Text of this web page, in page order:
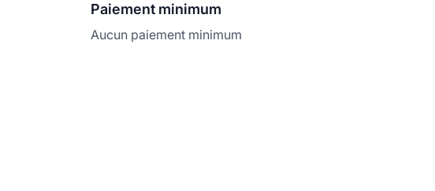
Paiement minimum
Aucun paiement minimum